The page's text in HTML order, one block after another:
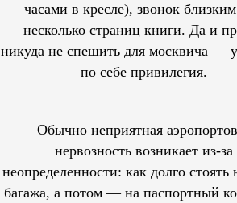
часами в кресле), звонок
несколько страниц книги. Да и
никуда не спешить для москвича —
по себе привилегия.
Обычно неприятная
нервозность возникает из-за
неопределенности: как долго стоять
багажа, а потом — на паспортный